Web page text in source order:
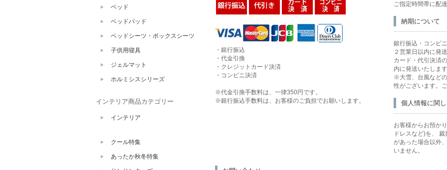
・銀行振込
・代金引換
・クレジットカード決済
・コンビニ決済
※代金引換手数料は、一律350円です。
※銀行振込手数料は、お客様のご負担でお願いします。
ご指定時間帯に配
納期について
銀行振込・コンビ
２営業日以内に発
カード・代引決済
内に発送いたします
※大雪、台風など
性がございます。
個人情報に関
お客様からお預か
ドレスなど)を、
があった場合以外
いません。
ベッド
ベッドパッド
ベッドシーツ・ボックスシーツ
子供用寝具
ジェルマット
ホルミシスシリーズ
インテリア商品カテゴリー
インテリア
クール特集
あったか秋冬特集